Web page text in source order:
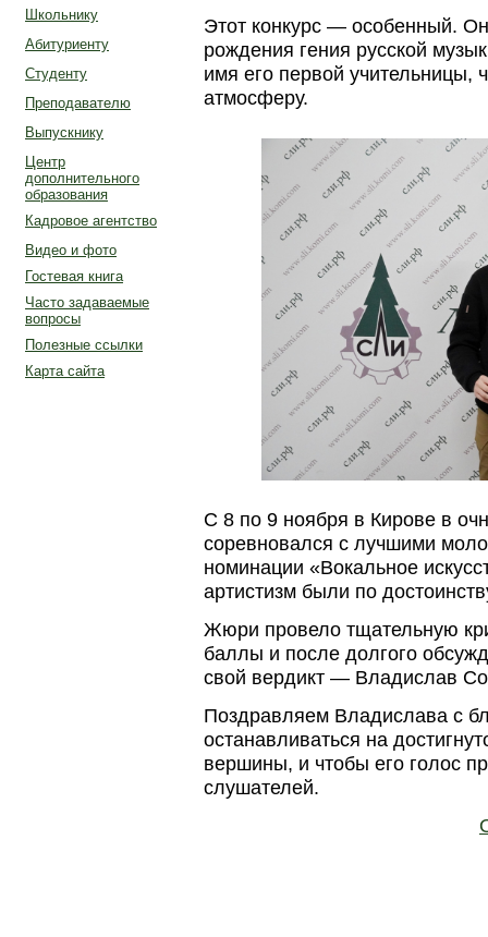
Школьнику
Абитуриенту
Студенту
Преподавателю
Выпускнику
Центр
дополнительного
образования
Кадровое агентство
Видео и фото
Гостевая книга
Часто задаваемые
вопросы
Полезные ссылки
Карта сайта
Этот конкурс — особенный.
рождения гения русской
имя его первой учительницы,
атмосферу.
С 8 по 9 ноября в Кирове в
соревновался с лучшими
номинации «Вокальное
артистизм были по
Жюри провело тщательную
баллы и после долгого
свой вердикт — Владислав
Поздравляем Владислава с
останавливаться на
вершины, и чтобы его голос
слушателей.